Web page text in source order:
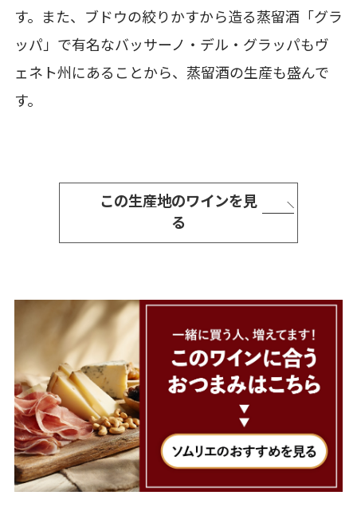
す。また、ブドウの絞りかすから造る蒸留酒「グラ
ッパ」で有名なバッサーノ・デル・グラッパもヴ
ェネト州にあることから、蒸留酒の生産も盛んで
す。
この生産地のワインを見
る